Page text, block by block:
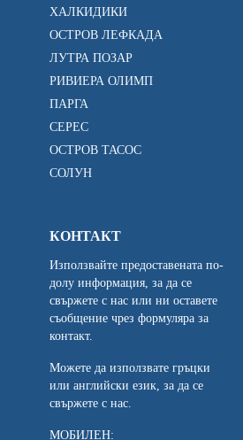
ХАЛКИДИКИ
ОСТРОВ ЛЕФКАДА
ЛУТРА ПОЗАР
РИВИЕРА ОЛИМП
ПАРГА
СЕРЕС
ОСТРОВ ТАСОС
СОЛУН
КОНТАКТ
Използвайте предоставената по-
долу информация, за да се
свържете с нас или ни оставете
съобщение чрез формуляра за
контакт.
Можете да използвате гръцки
или английски език, за да се
свържете с нас.
МОБИЛЕН: